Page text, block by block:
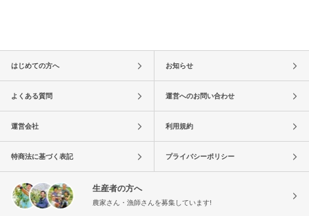
はじめての方へ お知らせ
よくある質問 運営へのお問い合わせ
運営会社 利用規約
特商法に基づく表記 プライバシーポリシー
生産者の方へ
農家さん・漁師さんを募集しています!